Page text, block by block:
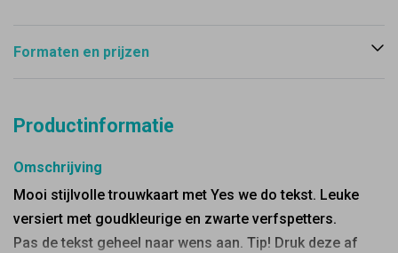
Formaten en prijzen
Productinformatie
Omschrijving
Mooi stijlvolle trouwkaart met Yes we do tekst. Leuke
versiert met goudkleurige en zwarte verfspetters.
Pas de tekst geheel naar wens aan. Tip! Druk deze af